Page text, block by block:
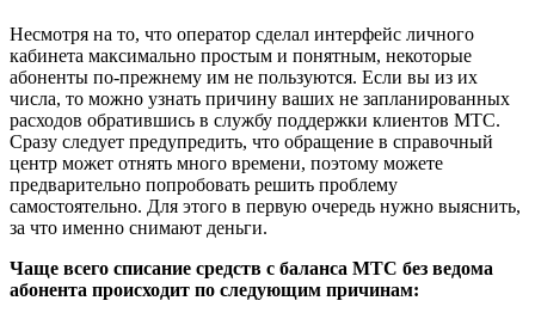
Несмотря на то, что оператор сделал интерфейс личного
кабинета максимально простым и понятным, некоторые
абоненты по-прежнему им не пользуются. Если вы из их
числа, то можно узнать причину ваших не запланированных
расходов обратившись в службу поддержки клиентов МТС.
Сразу следует предупредить, что обращение в справочный
центр может отнять много времени, поэтому можете
предварительно попробовать решить проблему
самостоятельно. Для этого в первую очередь нужно выяснить,
за что именно снимают деньги.
Чаще всего списание средств с баланса МТС без ведома
абонента происходит по следующим причинам: